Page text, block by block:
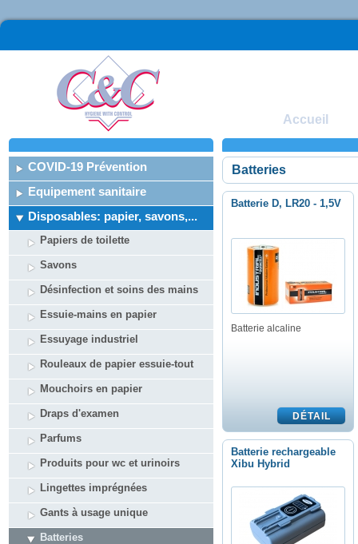
Accueil
COVID-19 Prévention
Equipement sanitaire
Disposables: papier, savons,...
Papiers de toilette
Savons
Désinfection et soins des mains
Essuie-mains en papier
Essuyage industriel
Rouleaux de papier essuie-tout
Mouchoirs en papier
Draps d'examen
Parfums
Produits pour wc et urinoirs
Lingettes imprégnées
Gants à usage unique
Batteries
Batteries
Batterie D, LR20 - 1,5V
Batterie alcaline
Batterie rechargeable
Xibu Hybrid